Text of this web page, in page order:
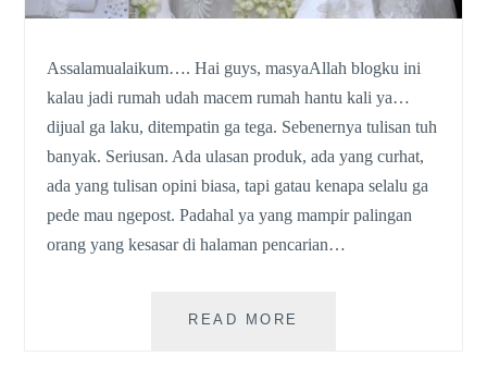
Assalamualaikum…. Hai guys, masyaAllah blogku ini
kalau jadi rumah udah macem rumah hantu kali ya…
dijual ga laku, ditempatin ga tega. Sebenernya tulisan tuh
banyak. Seriusan. Ada ulasan produk, ada yang curhat,
ada yang tulisan opini biasa, tapi gatau kenapa selalu ga
pede mau ngepost. Padahal ya yang mampir palingan
orang yang kesasar di halaman pencarian…
READ MORE